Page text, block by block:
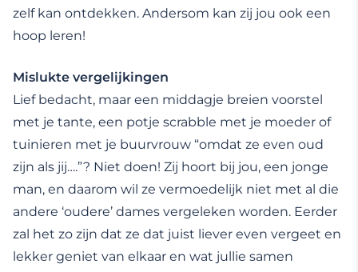
zelf kan ontdekken. Andersom kan zij jou ook een
hoop leren!
Mislukte vergelijkingen
Lief bedacht, maar een middagje breien voorstel
met je tante, een potje scrabble met je moeder of
tuinieren met je buurvrouw “omdat ze even oud
zijn als jij….”? Niet doen! Zij hoort bij jou, een jonge
man, en daarom wil ze vermoedelijk niet met al die
andere ‘oudere’ dames vergeleken worden. Eerder
zal het zo zijn dat ze dat juist liever even vergeet en
lekker geniet van elkaar en wat jullie samen